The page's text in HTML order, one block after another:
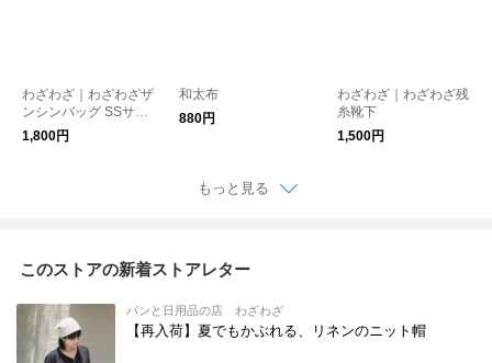
わざわざ｜わざわざザ
ンシンバッグ SSサイ
ズ 【エコバッグ】
【バッグ】
1,800円
和太布
880円
わざわざ｜わざわざ残
糸靴下
1,500円
もっと見る
このストアの新着ストアレター
パンと日用品の店 わざわざ
【再入荷】夏でもかぶれる、リネンのニット帽